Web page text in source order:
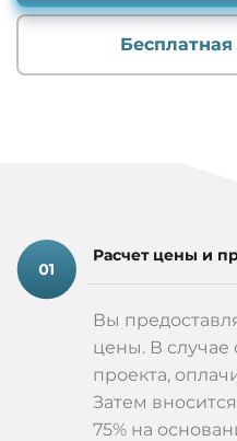
таблички, которые
Изготовление уличных
Кишиневе, включая
Металлические домовые
индивидуальным
Таблички для домов с
которые легко читаются.
У нас вы можете купить
домов в Кишиневе по
Бесплатная
Расчет цены и
Вы
цены. В случае
проекта,
Затем
75% на